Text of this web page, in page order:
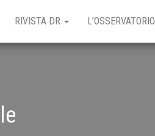
RIVISTA DR L’OSSERVATORIO